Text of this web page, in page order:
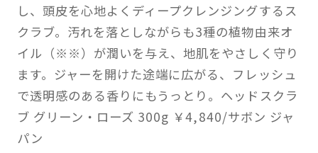
し、頭皮を心地よくディープクレンジングするス
クラブ。汚れを落としながらも3種の植物由来オ
イル（※※）が潤いを与え、地肌をやさしく守り
ます。ジャーを開けた途端に広がる、フレッシュ
で透明感のある香りにもうっとり。ヘッドスクラ
ブ グリーン・ローズ 300g ￥4,840/サボン ジャ
パン